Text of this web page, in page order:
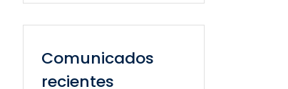
Comunicados
recientes